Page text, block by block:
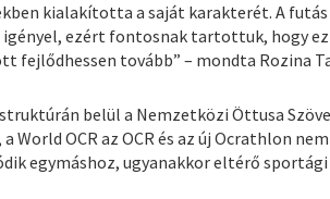
kialakította a saját karakterét. A
ezért fontosnak tartottuk, hogy
fejlődhessen tovább” – mondta Rozina
belül a Nemzetközi Öttusa
World OCR az OCR és az új Ocrathlon
egymáshoz, ugyanakkor eltérő